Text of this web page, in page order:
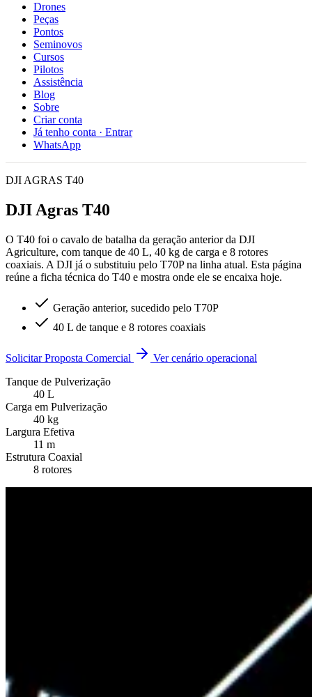
Drones
Peças
Pontos
Seminovos
Cursos
Pilotos
Assistência
Blog
Sobre
Criar conta
Já tenho conta · Entrar
WhatsApp
DJI AGRAS T40
DJI Agras T40
O T40 foi o cavalo de batalha da geração anterior da DJI
Agriculture, com tanque de 40 L, 40 kg de carga e 8 rotores
coaxiais. A DJI já o substituiu pelo T70P na linha atual. Esta página
reúne a ficha técnica do T40 e mostra onde ele se encaixa hoje.
Geração anterior, sucedido pelo T70P
40 L de tanque e 8 rotores coaxiais
Solicitar Proposta Comercial
Ver cenário operacional
Tanque de Pulverização
40 L
Carga em Pulverização
40 kg
Largura Efetiva
11 m
Estrutura Coaxial
8 rotores